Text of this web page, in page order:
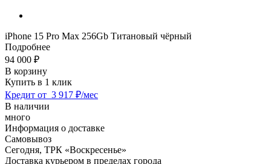
iPhone 15 Pro Max 256Gb Титановый чёрный
Подробнее
94 000 ₽
В корзину
Купить в 1 клик
Кредит от 3 917 ₽/мес
В наличии
много
Информация о доставке
Самовывоз
Сегодня, ТРК «Воскресенье»
Доставка курьером в пределах города